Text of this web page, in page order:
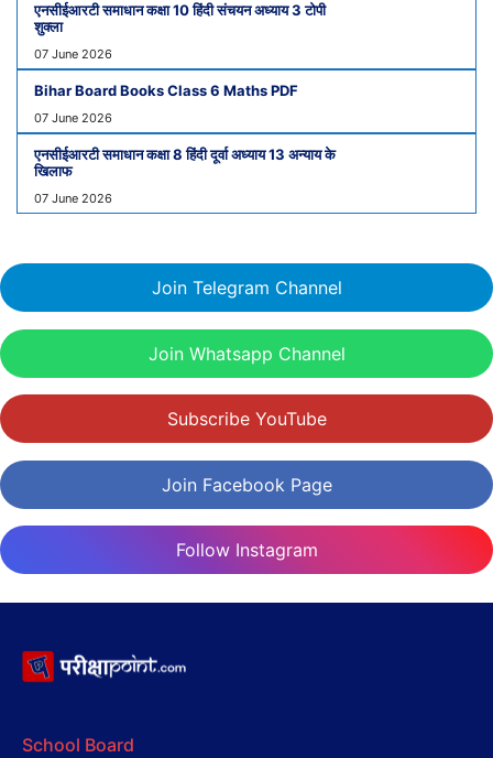
एनसीईआरटी समाधान कक्षा 10 हिंदी संचयन अध्याय 3 टोपी
शुक्ला
07 June 2026
Bihar Board Books Class 6 Maths PDF
07 June 2026
एनसीईआरटी समाधान कक्षा 8 हिंदी दूर्वा अध्याय 13 अन्याय के
खिलाफ
07 June 2026
Join Telegram Channel
Join Whatsapp Channel
Subscribe YouTube
Join Facebook Page
Follow Instagram
School Board